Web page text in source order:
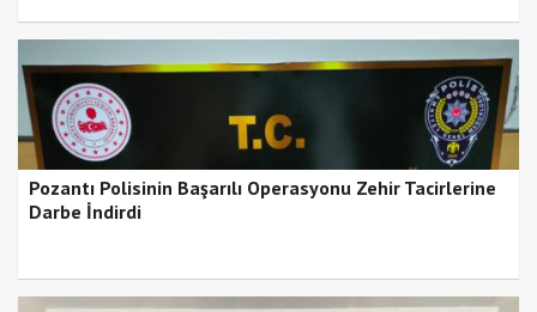
Pozantı Polisinin Başarılı Operasyonu Zehir Tacirlerine
Darbe İndirdi